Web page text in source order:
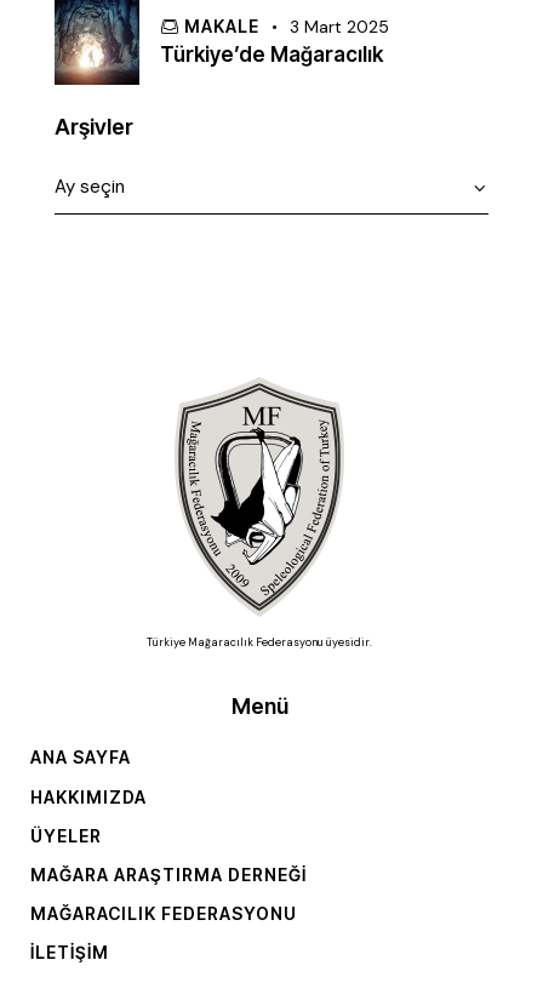
MAKALE 3 Mart 2025
Türkiye’de Mağaracılık
Arşivler
Türkiye Mağaracılık Federasyonu üyesidir.
Menü
ANA SAYFA
HAKKIMIZDA
ÜYELER
MAĞARA ARAŞTIRMA DERNEĞI
MAĞARACILIK FEDERASYONU
İLETIŞIM